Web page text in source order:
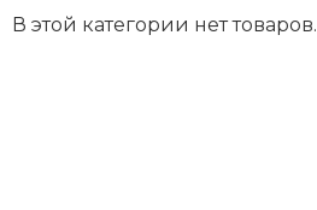
В этой категории нет товаров.